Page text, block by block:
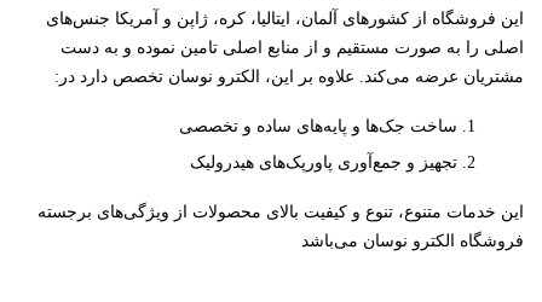
این فروشگاه از کشورهای آلمان، ایتالیا، کره، ژاپن و آمریکا جنس‌های
اصلی را به صورت مستقیم و از منابع اصلی تامین نموده و به دست
مشتریان عرضه می‌کند. علاوه بر این، الکترو نوسان تخصص دارد در:
ساخت جک‌ها و پایه‌های ساده و تخصصی
تجهیز و جمع‌آوری پاورپک‌های هیدرولیک
این خدمات متنوع، تنوع و کیفیت بالای محصولات از ویژگی‌های برجسته
فروشگاه الکترو نوسان می‌باشد